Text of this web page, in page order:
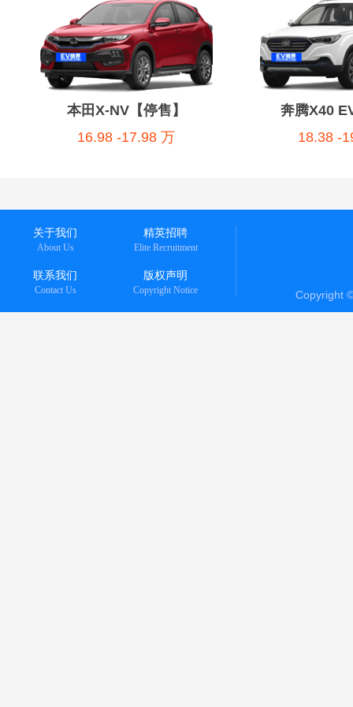
本田X-NV【停售】
16.98 -17.98 万
奔腾X40
18.38 -
关于我们
About Us
精英招聘
Elite Recruitment
联系我们
Contact Us
版权声明
Copyright Notice Copyright